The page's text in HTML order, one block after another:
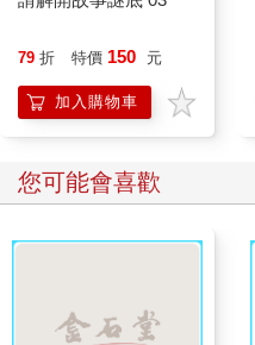
79 折 特價 150 元
加入購物車
您可能會喜歡